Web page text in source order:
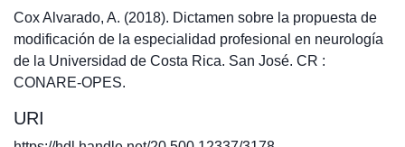
Cox Alvarado, A. (2018). Dictamen sobre la propuesta de
modificación de la especialidad profesional en neurología
de la Universidad de Costa Rica. San José. CR :
CONARE-OPES.
URI